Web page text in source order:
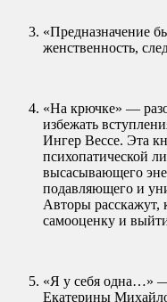
«Предназначение
женственность,
«На крючке» —
избежать
Ингер Вессе. Эта
психопатической
высасывающего
подавляющего и
Авторы расскажут,
самооценку и
«Я у себя одна…» —
Екатерины